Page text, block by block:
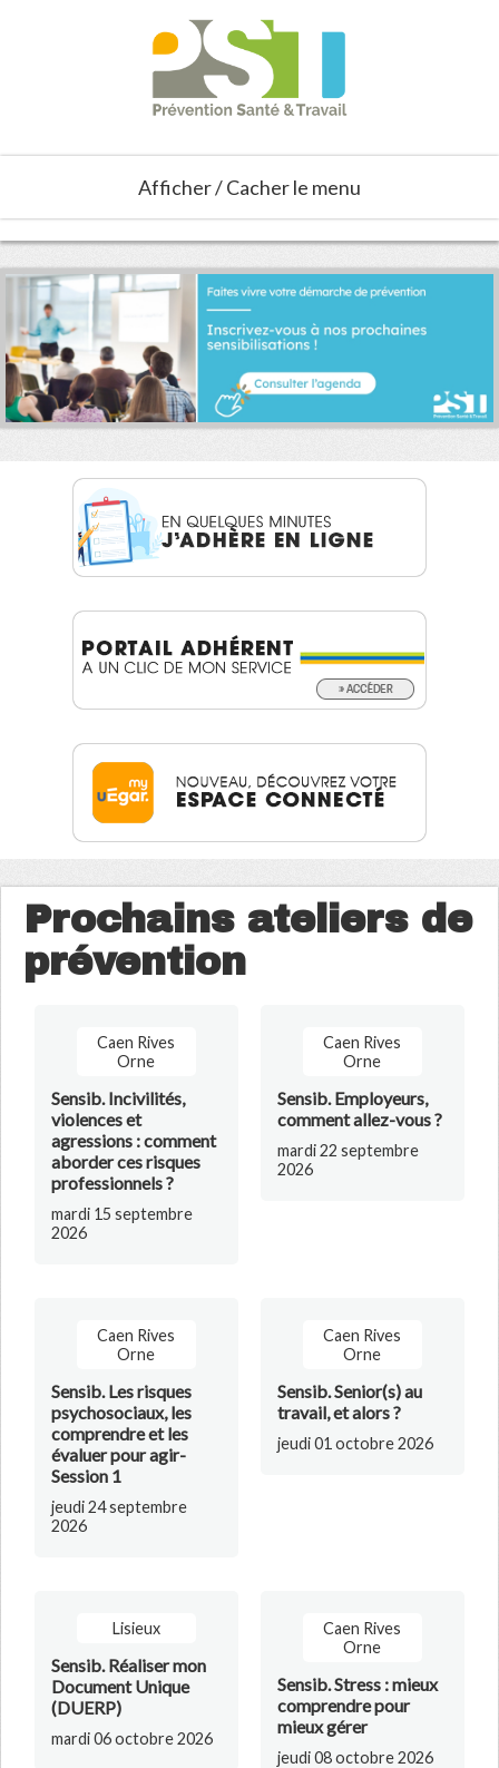
Afficher / Cacher le menu
Prochains ateliers de
prévention
Caen Rives
Orne
Sensib. Incivilités,
violences et
agressions : comment
aborder ces risques
professionnels ?
mardi 15 septembre
2026
Caen Rives
Orne
Sensib. Employeurs,
comment allez-vous ?
mardi 22 septembre
2026
Caen Rives
Orne
Sensib. Les risques
psychosociaux, les
comprendre et les
évaluer pour agir-
Session 1
jeudi 24 septembre
2026
Caen Rives
Orne
Sensib. Senior(s) au
travail, et alors ?
jeudi 01 octobre 2026
Lisieux
Sensib. Réaliser mon
Document Unique
(DUERP)
mardi 06 octobre 2026
Caen Rives
Orne
Sensib. Stress : mieux
comprendre pour
mieux gérer
jeudi 08 octobre 2026